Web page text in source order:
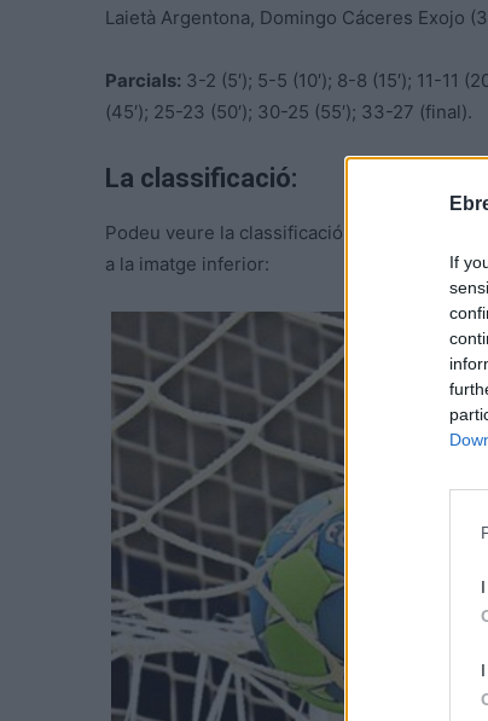
If
Laietà Argentona, Domingo Cáceres Exojo
Parcials: 3-2 (5′); 5-5 (10′); 8-8 (15′); 11-11
(45′); 25-23 (50′); 30-25 (55′); 33-27 (final).
La classificació:
Podeu veure la classificació de la vint-i-
a la imatge inferior: